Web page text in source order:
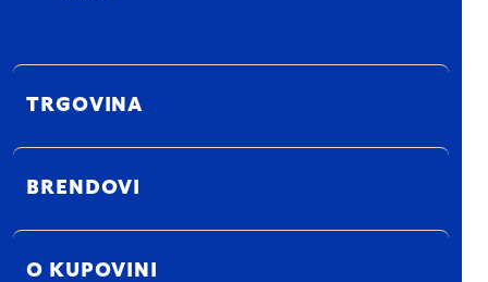
TRGOVINA
BRENDOVI
O KUPOVINI